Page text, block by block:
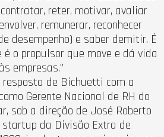
reter, motivar, avaliar
remunerar, reconhecer
desempenho) e saber demitir. É
é o propulsor que move e dá vida
às empresas.”
resposta de Bichuetti com a
Gerente Nacional de RH do
sob a direção de José Roberto
startup da Divisão Extra de